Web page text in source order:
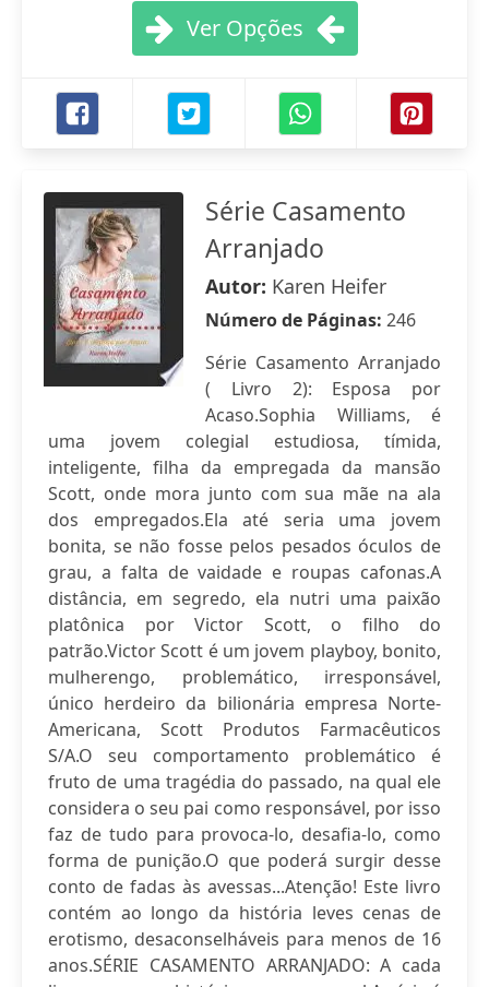
Ver Opções
Série Casamento
Arranjado
Autor: Karen Heifer
Número de Páginas: 246
Série Casamento Arranjado
( Livro 2): Esposa por
Acaso.Sophia Williams, é
uma jovem colegial estudiosa, tímida,
inteligente, filha da empregada da mansão
Scott, onde mora junto com sua mãe na ala
dos empregados.Ela até seria uma jovem
bonita, se não fosse pelos pesados óculos de
grau, a falta de vaidade e roupas cafonas.A
distância, em segredo, ela nutri uma paixão
platônica por Victor Scott, o filho do
patrão.Victor Scott é um jovem playboy, bonito,
mulherengo, problemático, irresponsável,
único herdeiro da bilionária empresa Norte-
Americana, Scott Produtos Farmacêuticos
S/A.O seu comportamento problemático é
fruto de uma tragédia do passado, na qual ele
considera o seu pai como responsável, por isso
faz de tudo para provoca-lo, desafia-lo, como
forma de punição.O que poderá surgir desse
conto de fadas às avessas...Atenção! Este livro
contém ao longo da história leves cenas de
erotismo, desaconselháveis para menos de 16
anos.SÉRIE CASAMENTO ARRANJADO: A cada